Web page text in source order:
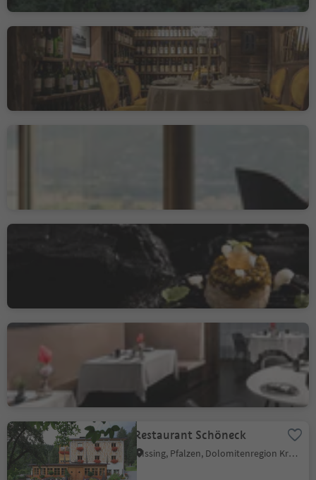
La Stüa de Michil -
Simone Cantafio
Corvara, Dolomitenregion Alta Badia
Tirol, Meran und Umgebung
Quellenhof Gourmetstube
Quellenhof, St.Martin in Passeier, Meran und Umgebung
Alpenroyal Gourmet
Wolkenstein/Sëlva, Wolkenstein Gröden, Dolomitenregion Gröden
Restaurant Schöneck
Issing, Pfalzen, Dolomitenregion Kronplatz